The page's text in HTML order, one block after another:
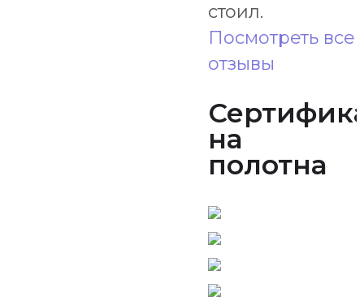
стоил.
Посмотреть все
отзывы
на
полотна